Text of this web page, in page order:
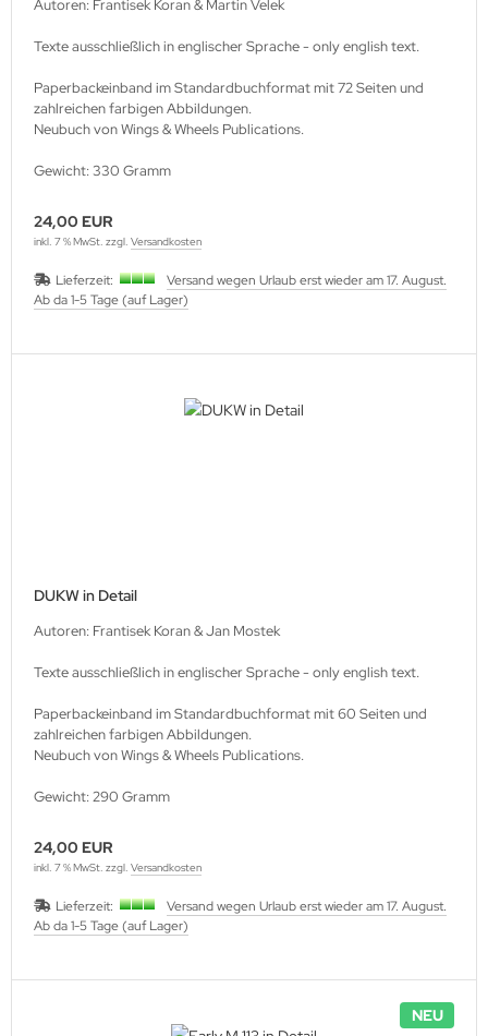
Autoren: Frantisek Koran & Martin Velek
Texte ausschließlich in englischer Sprache - only english text.
Paperbackeinband im Standardbuchformat mit 72 Seiten und
zahlreichen farbigen Abbildungen.
Neubuch von Wings & Wheels Publications.
Gewicht: 330 Gramm
24,00 EUR
inkl. 7 % MwSt. zzgl. Versandkosten
Lieferzeit:
Versand wegen Urlaub erst wieder am 17. August.
Ab da 1-5 Tage (auf Lager)
DUKW in Detail
Autoren: Frantisek Koran & Jan Mostek
Texte ausschließlich in englischer Sprache - only english text.
Paperbackeinband im Standardbuchformat mit 60 Seiten und
zahlreichen farbigen Abbildungen.
Neubuch von Wings & Wheels Publications.
Gewicht: 290 Gramm
24,00 EUR
inkl. 7 % MwSt. zzgl. Versandkosten
Lieferzeit:
Versand wegen Urlaub erst wieder am 17. August.
Ab da 1-5 Tage (auf Lager)
NEU